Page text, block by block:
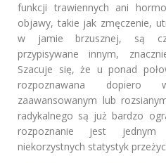
funkcji trawiennych ani
objawy, takie jak zmęczenie,
w jamie brzusznej, są
przypisywane innym,
Szacuje się, że u ponad
rozpoznawana dopiero
zaawansowanym lub
radykalnego są już bardzo
rozpoznanie jest
niekorzystnych statystyk